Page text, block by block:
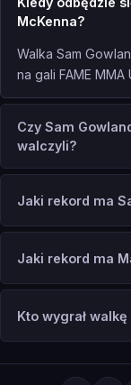
McKenna?
Walka Sam
na gali FAME
Czy Sam
walczyli?
Jaki rekord ma
Jaki rekord ma
Kto wygrał